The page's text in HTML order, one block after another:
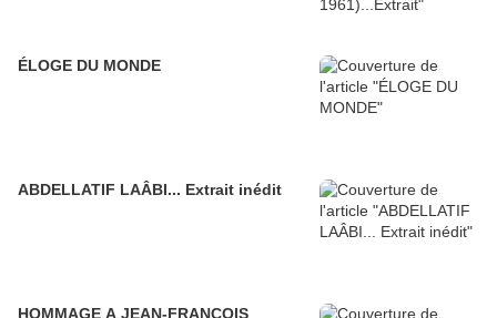
ÉLOGE DU MONDE
ABDELLATIF LAÂBI... Extrait inédit
HOMMAGE A JEAN-FRANCOIS